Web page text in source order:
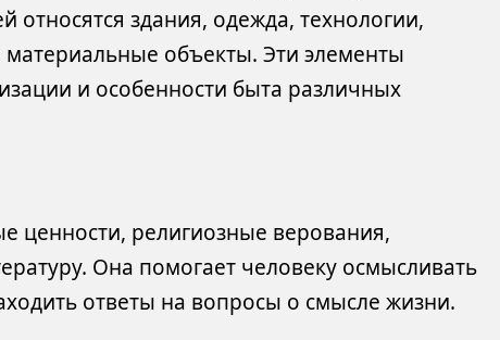
здания, одежда, технологии,
материальные объекты. Эти элементы
и особенности быта различных
ценности, религиозные верования,
Она помогает человеку осмысливать
ответы на вопросы о смысле жизни.